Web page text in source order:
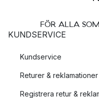
FÖR ALLA
KUNDSERVICE
Kundservice
Returer & reklamationer
Registrera retur &